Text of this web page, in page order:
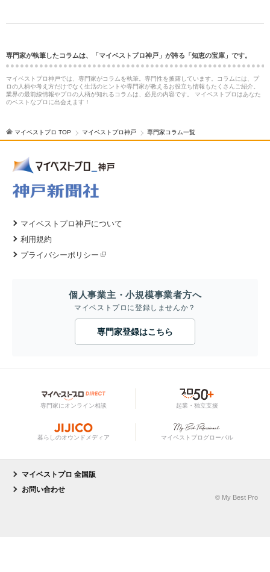
専門家が執筆したコラムは、「マイベストプロ神戸」が誇る「知恵の宝庫」です。
マイベストプロ神戸では、専門家がコラムを執筆。専門性を披露しています。コラムには、プ
ロの人柄や考え方だけでなく生活のヒントや専門家が教えるお役立ち情報もたくさんご紹介。
業界の最前線情報やプロの人柄が知れるコラムは、必見の内容です。 マイベストプロはあなた
のベストなプロに出会えます！
マイベストプロ TOP マイベストプロ神戸 専門家コラム一覧
マイベストプロ神戸について
利用規約
プライバシーポリシー
個人事業主・小規模事業者方へ
マイベストプロに登録しませんか？
専門家登録はこちら
専門家にオンライン相談 起業・独立支援
暮らしのオウンドメディア マイベストプログローバル
マイベストプロ 全国版
お問い合わせ
© My Best Pro